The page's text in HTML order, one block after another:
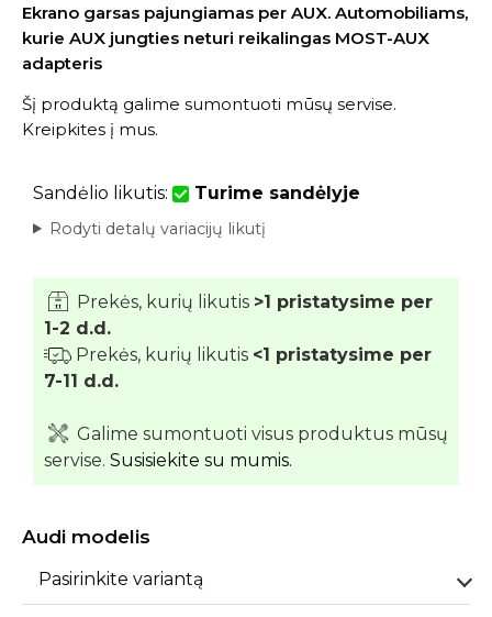
Ekrano garsas pajungiamas per AUX. Automobiliams,
kurie AUX jungties neturi reikalingas MOST-AUX
adapteris
Šį produktą galime sumontuoti mūsų servise.
Kreipkites į mus.
Sandėlio likutis: Turime sandėlyje
Rodyti detalų variacijų likutį
Prekės, kurių likutis >1 pristatysime per
1-2 d.d.
Prekės, kurių likutis <1 pristatysime per
7-11 d.d.
Galime sumontuoti visus produktus mūsų
servise. Susisiekite su mumis.
Audi modelis
Pasirinkite variantą